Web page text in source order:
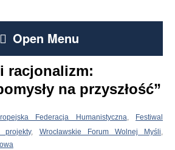
Open Menu
racjonalizm:
na przyszłość”
Federacja Humanistyczna,
Festiwal
projekty, Wrocławskie Forum Wolnej Myśli,